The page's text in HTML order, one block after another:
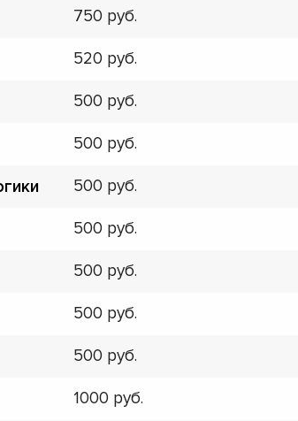
750
520
500
500
500
500
500
500
500
1000